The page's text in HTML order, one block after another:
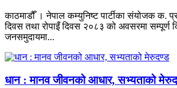
काठमाडौँ । नेपाल कम्युनिष्ट पार्टीका संयोजक क.
दिवस तथा रोपाइँ दिवस २०८३ को अवसरमा सम्पूर्ण
जनसमुदायमा...
धान : मानव जीवनको आधार, सभ्यताको